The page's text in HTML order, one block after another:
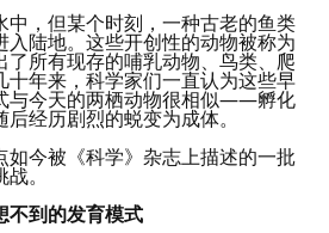
中，但某个时刻，一种古老的鱼类
入陆地。这些开创性的动物被称为
了所有现存的哺乳动物、鸟类、爬
十年来，科学家们一直认为这些早
与今天的两栖动物很相似——孵化
经历剧烈的蜕变为成体。
如今被《科学》杂志上描述的一批
。
不到的发育模式